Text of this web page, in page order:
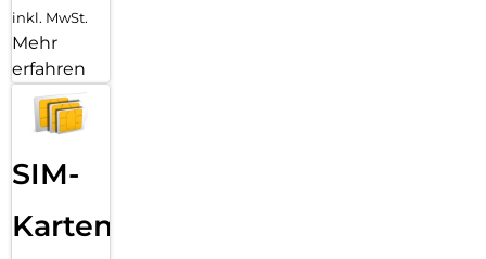
inkl. MwSt.
Mehr
erfahren
SIM-
Karten